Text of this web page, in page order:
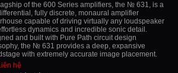
of the 600 Series amplifiers, the № 631, is a
fully discrete, monaural amplifier
capable of driving virtually any loudspeaker
dynamics and incredible sonic detail.
and built with Pure Path circuit design
the № 631 provides a deep, expansive
with extremely accurate image placement.
hệ